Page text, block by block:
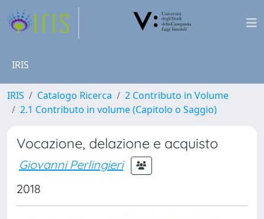
IRIS
IRIS Catalogo Ricerca
2 Contributo in Volume
2.1 Contributo in volume (Capitolo o Saggio)
Vocazione, delazione e acquisto
Giovanni Perlingieri
2018